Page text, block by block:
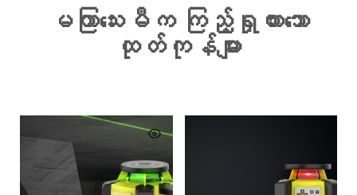
မကြာသေးမီက ကြည့်ရှုထားသော
ထုတ်ကုန်များ